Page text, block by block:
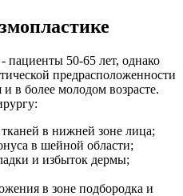
пациенты 50-65 лет, однако
предрасположенности
в более молодом возрасте.
в нижней зоне лица;
в шейной области;
и избыток дермы;
в зоне подбородка и